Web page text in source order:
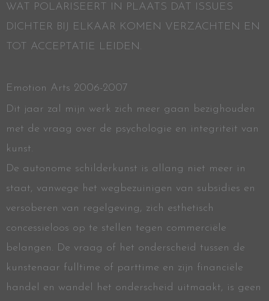
WAT POLARISEERT IN PLAATS DAT ISSUES
DICHTER BIJ ELKAAR KOMEN VERZACHTEN EN
TOT ACCEPTATIE LEIDEN.
Emotion Arts 2006-2007
Dit jaar zal mijn werk zich meer gaan bezighouden
met de vraag over de psychologie en integriteit van
kunst.
De autonome schilderkunst is allang niet meer in
staat, vanwege het wegbezuinigen van subsidies en
versoberen van regelgeving, zich esthetisch
concessieloos op te stellen tegen commerciële
belangen. De vraag of het onderscheid tussen de
kunstenaar fulltime of parttime en zijn financiële
handel en wandel het onderscheid uitmaakt, is geen